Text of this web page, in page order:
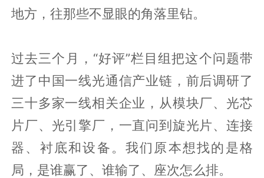
地方，往那些不显眼的角落里钻。
过去三个月，“好评”栏目组把这个问题带
进了中国一线光通信产业链，前后调研了
三十多家一线相关企业，从模块厂、光芯
片厂、光引擎厂，一直问到旋光片、连接
器、衬底和设备。我们原本想找的是格
局，是谁赢了、谁输了、座次怎么排。